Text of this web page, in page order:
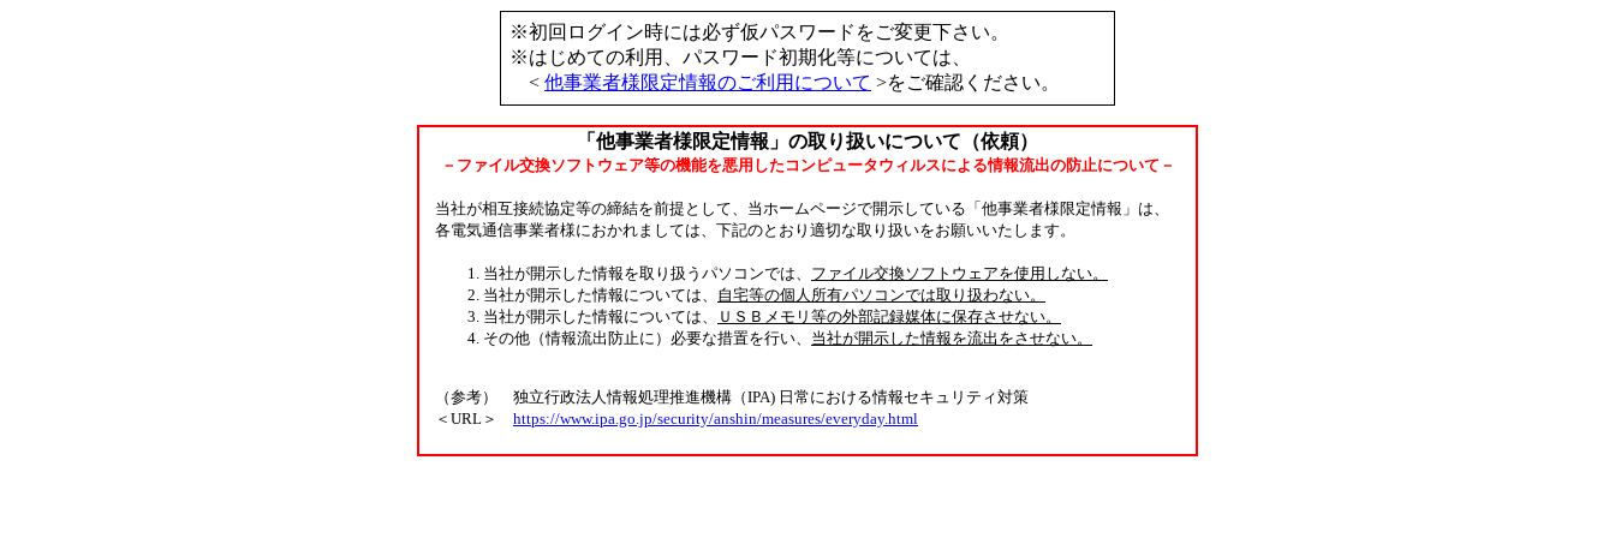
※初回ログイン時には必ず仮パスワードをご変更下さい。
※はじめての利用、パスワード初期化等については、
< 他事業者様限定情報のご利用について >をご確認ください。
「他事業者様限定情報」の取り扱いについて（依頼）
－ファイル交換ソフトウェア等の機能を悪用したコンピュータウィルスによる情報流出の防止について－
当社が相互接続協定等の締結を前提として、当ホームページで開示している「他事業者様限定情報」は、
各電気通信事業者様におかれましては、下記のとおり適切な取り扱いをお願いいたします。
当社が開示した情報を取り扱うパソコンでは、 ファイル交換ソフトウェアを使用しない。
当社が開示した情報については、 自宅等の個人所有パソコンでは取り扱わない。
当社が開示した情報については、
ＵＳＢメモリ等の外部記録媒体に保存させない。
その他（情報流出防止に）必要な措置を行い、 当社が開示した情報を流出をさせない。
（参考） 独立行政法人情報処理推進機構（IPA) 日常における情報セキュリティ対策
＜URL＞ https://www.ipa.go.jp/security/anshin/measures/everyday.html